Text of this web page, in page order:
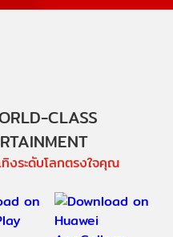
CLASS
งระดับโลกตรงใจคุณ